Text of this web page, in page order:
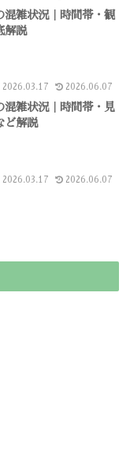
混雑状況｜時間帯・観
解説
2026.03.17 2026.06.07
混雑状況｜時間帯・見
ど解説
2026.03.17 2026.06.07